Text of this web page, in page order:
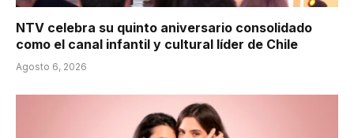
NTV celebra su quinto aniversario consolidado
como el canal infantil y cultural líder de Chile
Agosto 6, 2026